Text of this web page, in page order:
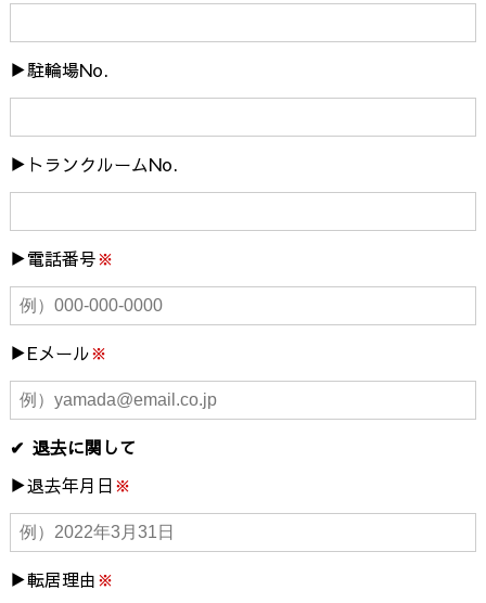
駐輪場No.
トランクルームNo.
電話番号※
Eメール※
退去に関して
退去年月日※
転居理由※